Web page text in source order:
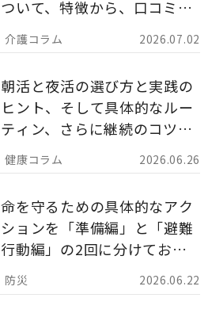
2026.07.02
ついて、特徴から、口コミ、
災害備蓄としての活用法まで
分かりやすく解説します。
2026.06.26
朝活と夜活の選び方と実践の
ヒント、そして具体的なルー
ティン、さらに継続のコツま
でを詳しくご紹介します。
2026.06.22
命を守るための具体的なアク
ションを「準備編」と「避難
行動編」の2回に分けてお届
けしています。